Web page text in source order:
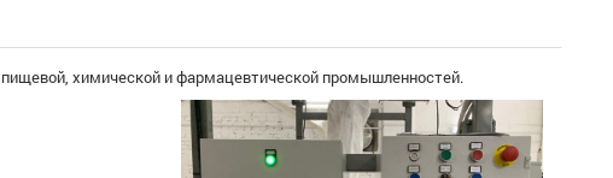
химической и фармацевтической промышленностей.